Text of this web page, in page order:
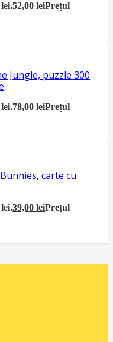
52,00leiPrețul
Jungle, puzzle 300
78,00leiPrețul
carte cu
39,00leiPrețul